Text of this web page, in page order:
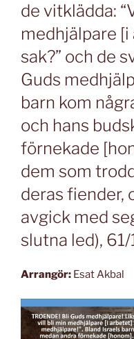
de vitklädda:
medhjälpare
sak?” och de
Guds
barn kom
och hans
förnekade
dem som
deras fiender,
avgick med
slutna led), 61/
Arrangör: Esat Akbal